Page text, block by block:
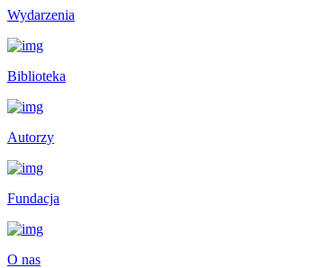
Wydarzenia
Biblioteka
Autorzy
Fundacja
O nas